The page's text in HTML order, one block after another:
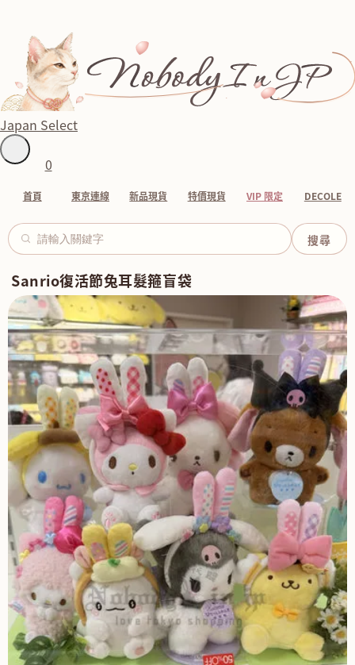
Japan Select
0
首頁 東京連線 新品現貨 特價現貨 VIP 限定 DECOLE
Sanrio復活節兔耳髮箍盲袋